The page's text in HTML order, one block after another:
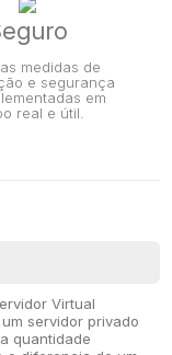
medidas de
e segurança
em
real e útil.
Virtual
servidor privado
quantidade